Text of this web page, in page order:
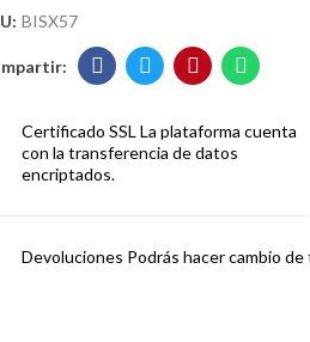
BISX57
Certificado SSL La plataforma cuenta
con la transferencia de datos
encriptados.
Devoluciones Podrás hacer cambio